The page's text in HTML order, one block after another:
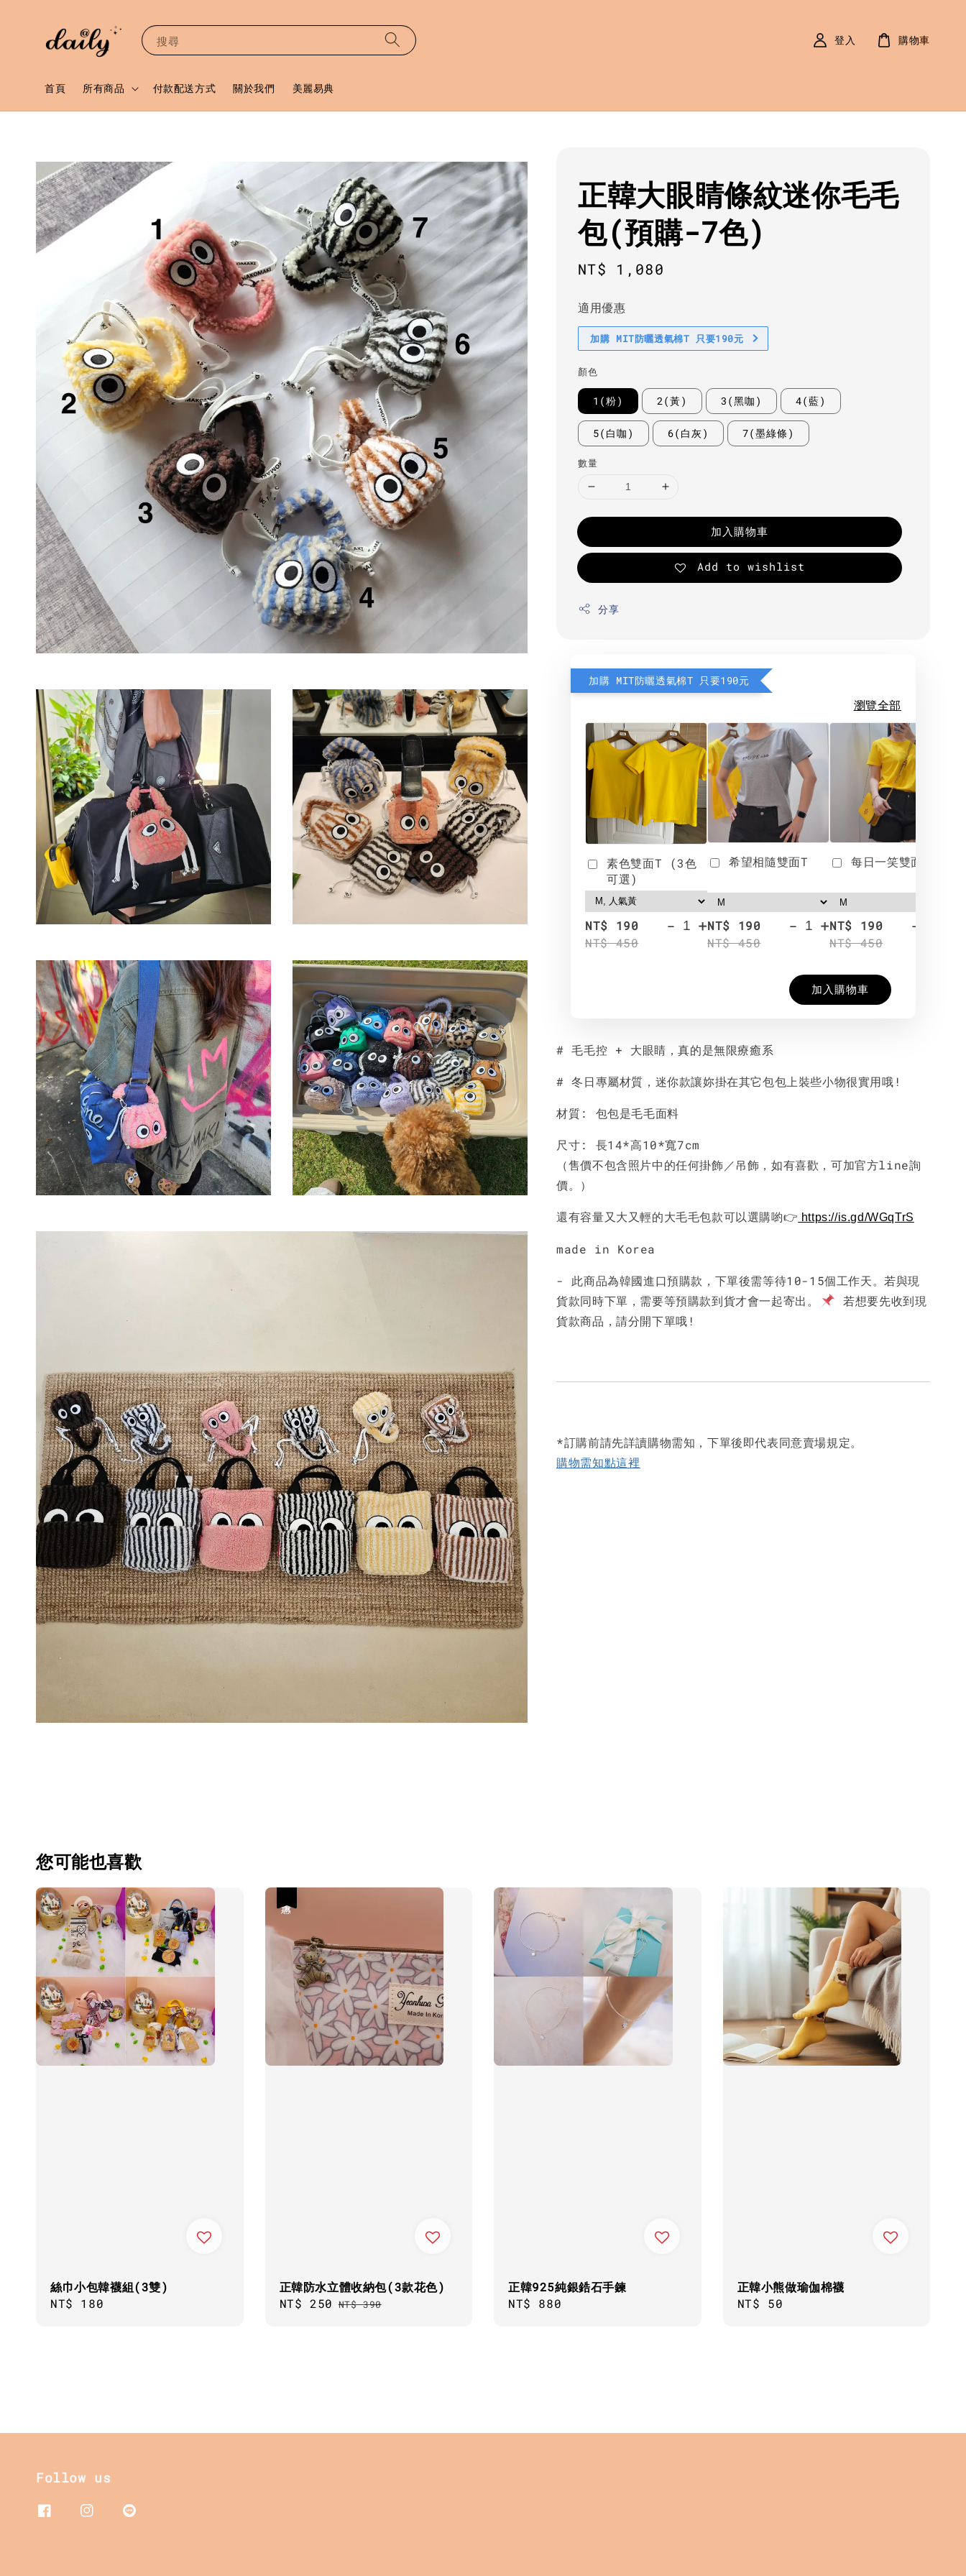
搜尋
首頁 所有商品 付款配送方式 關於我們 美麗易典
登入 購物車
正韓大眼睛條紋迷你毛毛
包(預購-7色)
Regular
NT$ 1,080
適用優惠
加購 MIT防曬透氣棉T 只要190元
顏色
1(粉) 2(黃) 3(黑咖) 4(藍)
5(白咖) 6(白灰) 7(墨綠條)
數量
加入購物車
Add to wishlist
分享
加購 MIT防曬透氣棉T 只要190元
瀏覽全部
素色雙面T (3色
可選)
NT$ 190
NT$ 450
- +
希望相隨雙面T
NT$ 190
NT$ 450
- +
每日一笑雙面T
NT$ 190
NT$ 450
-
加入購物車
# 毛毛控 + 大眼睛，真的是無限療癒系
# 冬日專屬材質，迷你款讓妳掛在其它包包上裝些小物很實用哦!
材質: 包包是毛毛面料
尺寸: 長14*高10*寬7cm
（售價不包含照片中的任何掛飾／吊飾，如有喜歡，可加官方line詢
價。）
還有容量又大又輕的大毛毛包款可以選購喲👉 https://is.gd/WGqTrS
made in Korea
- 此商品為韓國進口預購款，下單後需等待10-15個工作天。若與現
貨款同時下單，需要等預購款到貨才會一起寄出。
若想要先收到現
貨款商品，請分開下單哦!
*訂購前請先詳讀購物需知，下單後即代表同意賣場規定。
購物需知點這裡
您可能也喜歡
絲巾小包韓襪組(3雙)
Regular
NT$ 180
正韓防水立體收納包(3款花色)
Sale
NT$ 250 Regular
NT$ 390
正韓925純銀鋯石手鍊
Regular
NT$ 880
正韓小熊做瑜伽棉襪
Regular
NT$ 50
Follow us